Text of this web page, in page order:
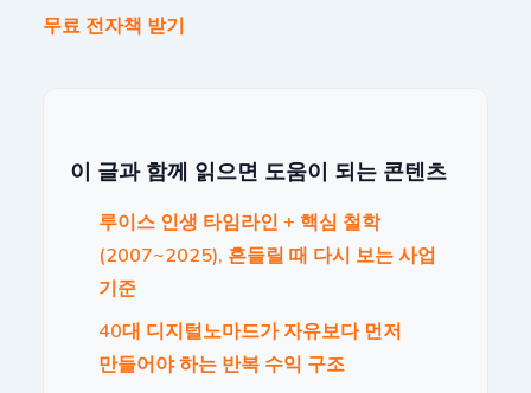
무료 전자책 받기
이 글과 함께 읽으면 도움이 되는 콘텐츠
루이스 인생 타임라인 + 핵심 철학
(2007~2025), 흔들릴 때 다시 보는 사업
기준
40대 디지털노마드가 자유보다 먼저
만들어야 하는 반복 수익 구조